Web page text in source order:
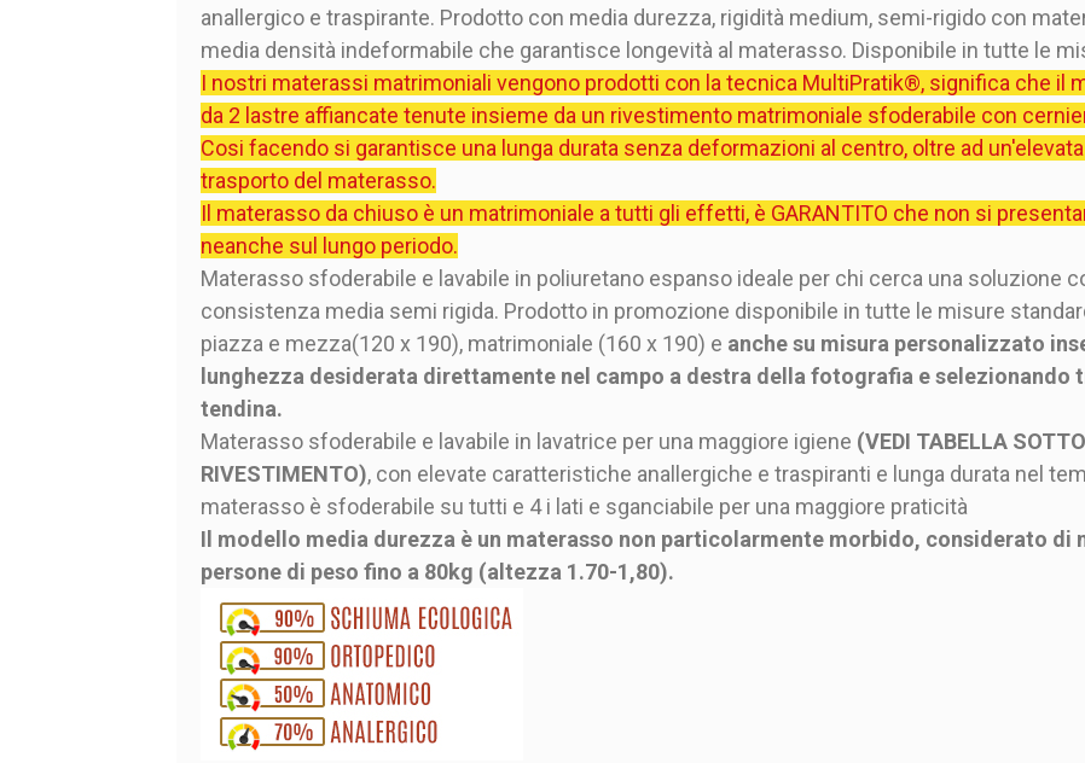
anallergico e traspirante. Prodotto con media durezza, rigidità medium, semi-rigido con
media densità indeformabile che garantisce longevità al materasso. Disponibile in tutte le
I nostri materassi matrimoniali vengono prodotti con la tecnica MultiPratik®, significa che il
da 2 lastre affiancate tenute insieme da un rivestimento matrimoniale sfoderabile con
Cosi facendo si garantisce una lunga durata senza deformazioni al centro, oltre ad
trasporto del materasso.
Il materasso da chiuso è un matrimoniale a tutti gli effetti, è GARANTITO che non si
neanche sul lungo periodo.
Materasso sfoderabile e lavabile in poliuretano espanso ideale per chi cerca una soluzione
consistenza media semi rigida. Prodotto in promozione disponibile in tutte le misure
piazza e mezza(120 x 190), matrimoniale (160 x 190) e anche su misura personalizzato
lunghezza desiderata direttamente nel campo a destra della fotografia e selezionando
tendina.
Materasso sfoderabile e lavabile in lavatrice per una maggiore igiene (VEDI TABELLA
RIVESTIMENTO), con elevate caratteristiche anallergiche e traspiranti e lunga durata nel
materasso è sfoderabile su tutti e 4 i lati e sganciabile per una maggiore praticità
Il modello media durezza è un materasso non particolarmente morbido, considerato
persone di peso fino a 80kg (altezza 1.70-1,80).